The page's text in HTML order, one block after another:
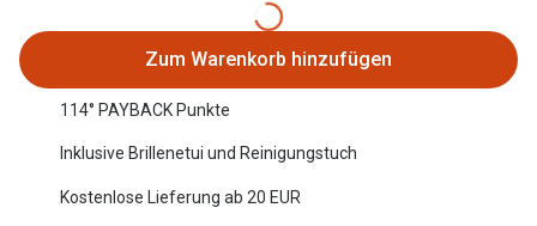
Nuance Audio Brille
Ray-Ban Meta
Oakley Meta
Brillentrends 2026
Zubehör
Zum Warenkorb hinzufügen
114° PAYBACK Punkte
Inklusive Brillenetui und Reinigungstuch
Kostenlose Lieferung ab 20 EUR